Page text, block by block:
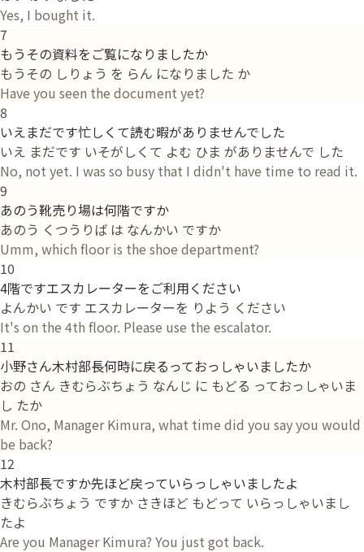
Yes, I bought it.
7
もうその資料をご覧になりましたか
もうその しりょう を らん になりました か
Have you seen the document yet?
8
いえまだです忙しくて読む暇がありませんでした
いえ まだです いそがしくて よむ ひま がありませんで した
No, not yet. I was so busy that I didn't have time to read it.
9
あのう靴売り場は何階ですか
あのう くつうりば は なんかい ですか
Umm, which floor is the shoe department?
10
4階ですエスカレーターをご利用ください
よんかい です エスカレーターを りよう ください
It's on the 4th floor. Please use the escalator.
11
小野さん木村部長何時に戻るっておっしゃいましたか
おの さん きむらぶちょう なんじ に もどる っておっしゃいま
し たか
Mr. Ono, Manager Kimura, what time did you say you would
be back?
12
木村部長ですか先ほど戻っていらっしゃいましたよ
きむらぶちょう ですか さきほど もどって いらっしゃいまし
たよ
Are you Manager Kimura? You just got back.